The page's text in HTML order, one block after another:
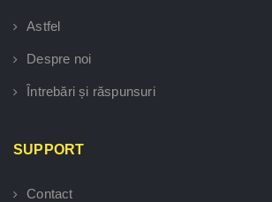
Astfel
Despre noi
Întrebări și răspunsuri
SUPPORT
Contact